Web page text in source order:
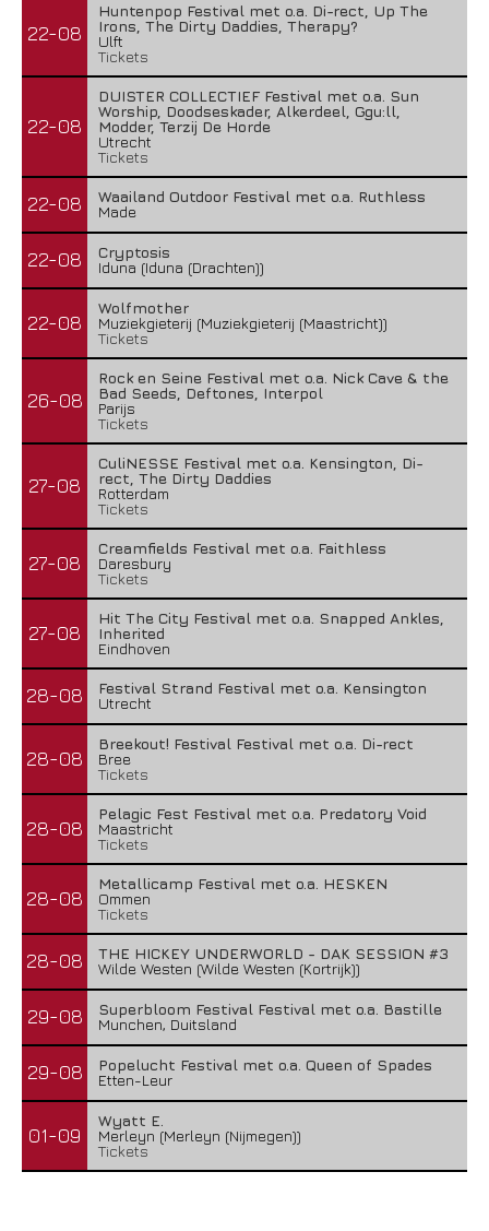
22-08
Huntenpop Festival met o.a. Di-rect, Up The
Irons, The Dirty Daddies, Therapy?
Ulft
Tickets
22-08
DUISTER COLLECTIEF Festival met o.a. Sun
Worship, Doodseskader, Alkerdeel, Ggu:ll,
Modder, Terzij De Horde
Utrecht
Tickets
22-08
Waailand Outdoor Festival met o.a. Ruthless
Made
22-08
Cryptosis
Iduna (Iduna (Drachten))
22-08
Wolfmother
Muziekgieterij (Muziekgieterij (Maastricht))
Tickets
26-08
Rock en Seine Festival met o.a. Nick Cave & the
Bad Seeds, Deftones, Interpol
Parijs
Tickets
27-08
CuliNESSE Festival met o.a. Kensington, Di-
rect, The Dirty Daddies
Rotterdam
Tickets
27-08
Creamfields Festival met o.a. Faithless
Daresbury
Tickets
27-08
Hit The City Festival met o.a. Snapped Ankles,
Inherited
Eindhoven
28-08
Festival Strand Festival met o.a. Kensington
Utrecht
28-08
Breekout! Festival Festival met o.a. Di-rect
Bree
Tickets
28-08
Pelagic Fest Festival met o.a. Predatory Void
Maastricht
Tickets
28-08
Metallicamp Festival met o.a. HESKEN
Ommen
Tickets
28-08
THE HICKEY UNDERWORLD - DAK SESSION #3
Wilde Westen (Wilde Westen (Kortrijk))
29-08
Superbloom Festival Festival met o.a. Bastille
Munchen, Duitsland
29-08
Popelucht Festival met o.a. Queen of Spades
Etten-Leur
01-09
Wyatt E.
Merleyn (Merleyn (Nijmegen))
Tickets